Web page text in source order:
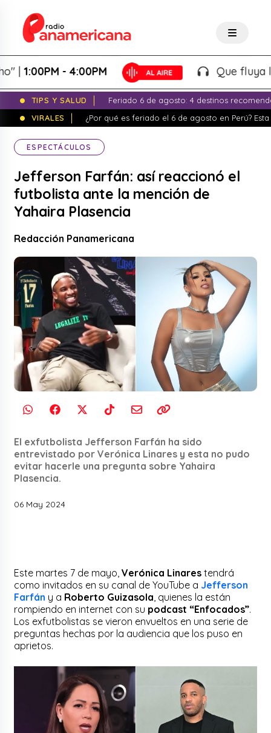
- 4:00PM Que fluya la
TIPS Y SALUD
Feriado 6 de agosto: 4 destinos
VIRALES
¿Por qué es feriado el 6 de agosto en Perú?
ESPECTÁCULOS
Jefferson Farfán: así reaccionó el
futbolista ante la mención de
Yahaira Plasencia
Redacción Panamericana
El exfutbolista Jefferson Farfán ha sido
entrevistado por Verónica Linares y esta no pudo
evitar hacerle una pregunta sobre Yahaira
Plasencia.
06 May 2024
Este martes 7 de mayo,Verónica Linarestendrá
como invitados en su canal de YouTube a Jefferson
Farfán y a Roberto Guizasola , quienes la están
rompiendo en internet con su podcast “Enfocados”.
Los exfutbolistas se vieron envueltos en una serie de
preguntas hechas por la audiencia que los puso en
aprietos.